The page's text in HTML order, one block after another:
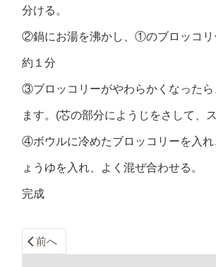
分ける。
②鍋にお湯を沸かし、①のブロッコ
約１分
③ブロッコリーがやわらかくなった
ます。(芯の部分にようじをさして、
④ボウルに冷めたブロッコリーを入れ
ょうゆを入れ、よく混ぜ合わせる。
完成
前へ